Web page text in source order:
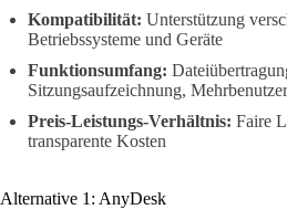
Kompatibilität: Unterstützung
Betriebssysteme und Geräte
Funktionsumfang:
Sitzungsaufzeichnung,
Preis-Leistungs-Verhältnis: Faire
transparente Kosten
Alternative 1: AnyDesk